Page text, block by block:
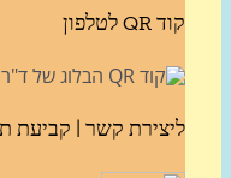
קשר | קביעת תור